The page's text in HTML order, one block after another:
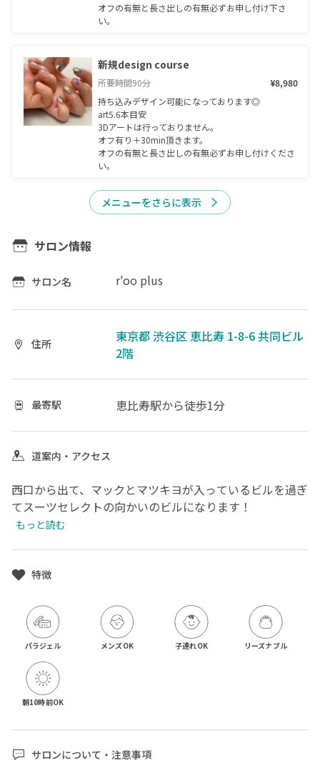
オフの有無と長さ出しの有無必ずお申し付け下さ
い。
新規design course
所要時間90分
¥8,980
持ち込みデザイン可能になっております◎
art5.6本目安
3Dアートは行っておりません。
オフ有り＋30min頂きます。
オフの有無と長さ出しの有無必ずお申し付けくださ
い。
メニューをさらに表示
サロン情報
サロン名 r'oo plus
住所
東京都 渋谷区 恵比寿 1-8-6 共同ビル
2階
最寄駅 恵比寿駅から徒歩1分
道案内・アクセス
西口から出て、マックとマツキヨが入っているビルを過ぎ
てスーツセレクトの向かいのビルになります！
もっと読む
特徴
パラジェル メンズOK 子連れOK リーズナブル
朝10時前OK
サロンについて・注意事項